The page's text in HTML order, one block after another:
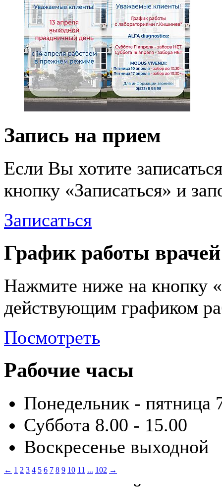
Запись на прием
Если Вы хотите
кнопку «Записаться» и
Записаться
График работы врачей
Нажмите ниже на кнопку
действующим графиком
Посмотреть
Рабочие часы
Понедельник - пятница
Суббота 8.00 - 15.00
Воскресенье выходной
← 1 2 3 4 5 6 7 8 9 10 11 ... 102 →